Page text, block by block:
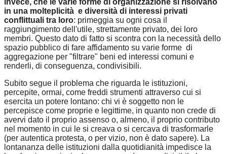
in una molteplicità e diversità di interessi privati
conflittuali tra loro: primeggia su ogni cosa il
raggiungimento dell'utile, strettamente privato, dei loro
membri. Questo dato di fatto si scontra con la necessità dello
spazio pubblico di fare affidamento su varie forme di
aggregazione per "filtrare" beni ed interessi comuni e
renderli, di conseguenza, condivisibili.
Subito segue il problema che riguarda le istituzioni,
percepite, ormai, come freddi strumenti attraverso cui si
esercita un potere lontano: chi vi è soggetto non le
percepisce come proprie e legittime, in quanto non crede di
avervi dato il proprio assenso o, almeno, il proprio contributo
nel momento in cui le si creava o si cercava di trasformarle
(per autentica protesta, o per vizio, non è dato sapere). La
lontananza delle istituzioni dalla quotidianità impedisce la